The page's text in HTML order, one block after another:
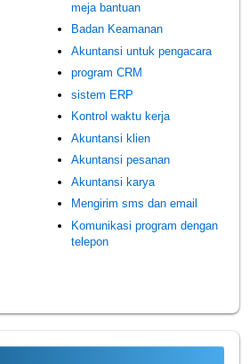
meja bantuan
Badan Keamanan
Akuntansi untuk pengacara
program CRM
sistem ERP
Kontrol waktu kerja
Akuntansi klien
Akuntansi pesanan
Akuntansi karya
Mengirim sms dan email
Komunikasi program dengan
telepon